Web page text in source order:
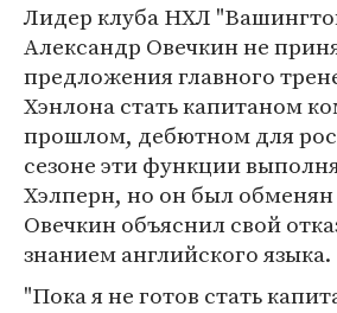
Лидер клуба НХЛ
Александр Овечкин не
предложения главного
Хэнлона стать капитаном
прошлом, дебютном для
сезоне эти функции
Хэлперн, но он был обменян
Овечкин объяснил свой
знанием английского языка.
"Пока я не готов стать